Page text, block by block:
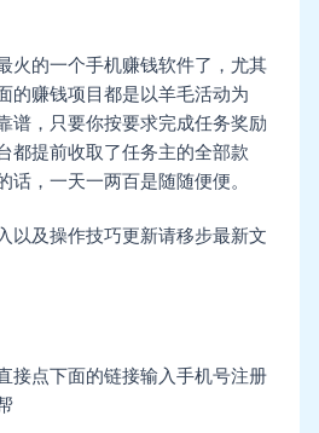
火的一个手机赚钱软件了，尤其
的赚钱项目都是以羊毛活动为
谱，只要你按要求完成任务奖励
都提前收取了任务主的全部款
话，一天一两百是随随便便。
以及操作技巧更新请移步最新文
接点下面的链接输入手机号注册